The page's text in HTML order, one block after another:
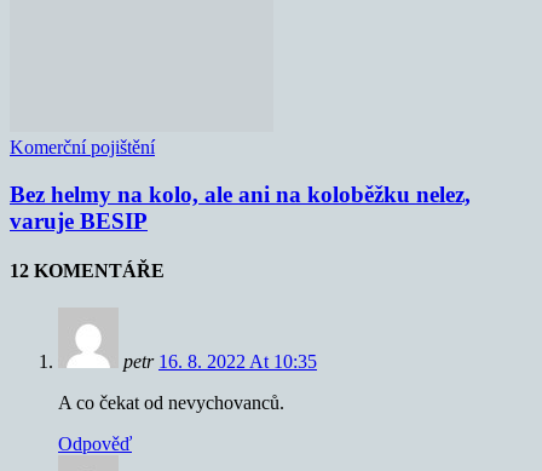
Komerční pojištění
Bez helmy na kolo, ale ani na koloběžku nelez,
varuje BESIP
12 KOMENTÁŘE
petr 16. 8. 2022 At 10:35
A co čekat od nevychovanců.
Odpověď